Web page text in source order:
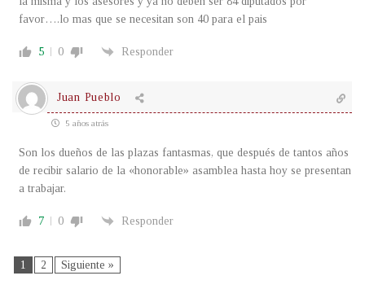
favor….lo mas que se necesitan son 40 para el pais
5 0 Responder
Juan Pueblo
5 años atrás
Son los dueños de las plazas fantasmas, que después de tantos años
de recibir salario de la «honorable» asamblea hasta hoy se presentan
a trabajar.
7 0 Responder
1 2 Siguiente »